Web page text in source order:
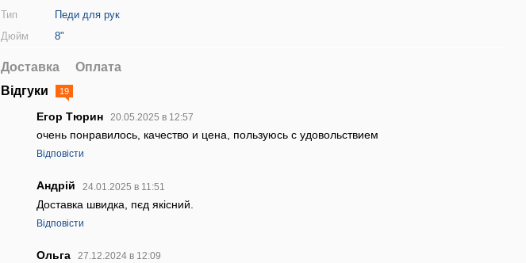
Тип
Педи для рук
Дюйм
8"
Доставка
Оплата
Відгуки
19
Егор Тюрин 20.05.2025 в 12:57
очень понравилось, качество и цена, пользуюсь с удовольствием
Відповісти
Андрій 24.01.2025 в 11:51
Доставка швидка, пєд якісний.
Відповісти
Ольга 27.12.2024 в 12:09